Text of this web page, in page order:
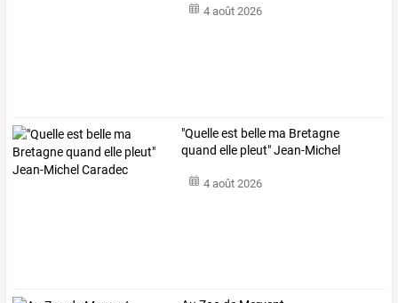
4 août 2026
"Quelle est belle ma Bretagne
quand elle pleut" Jean-Michel
4 août 2026